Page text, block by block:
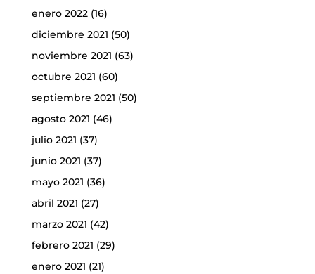
enero 2022(16)
diciembre 2021 (50)
noviembre 2021 (63)
octubre 2021 (60)
septiembre 2021 (50)
agosto 2021 (46)
julio 2021 (37)
junio 2021 (37)
mayo 2021 (36)
abril 2021 (27)
marzo 2021 (42)
febrero 2021 (29)
enero 2021 (21)